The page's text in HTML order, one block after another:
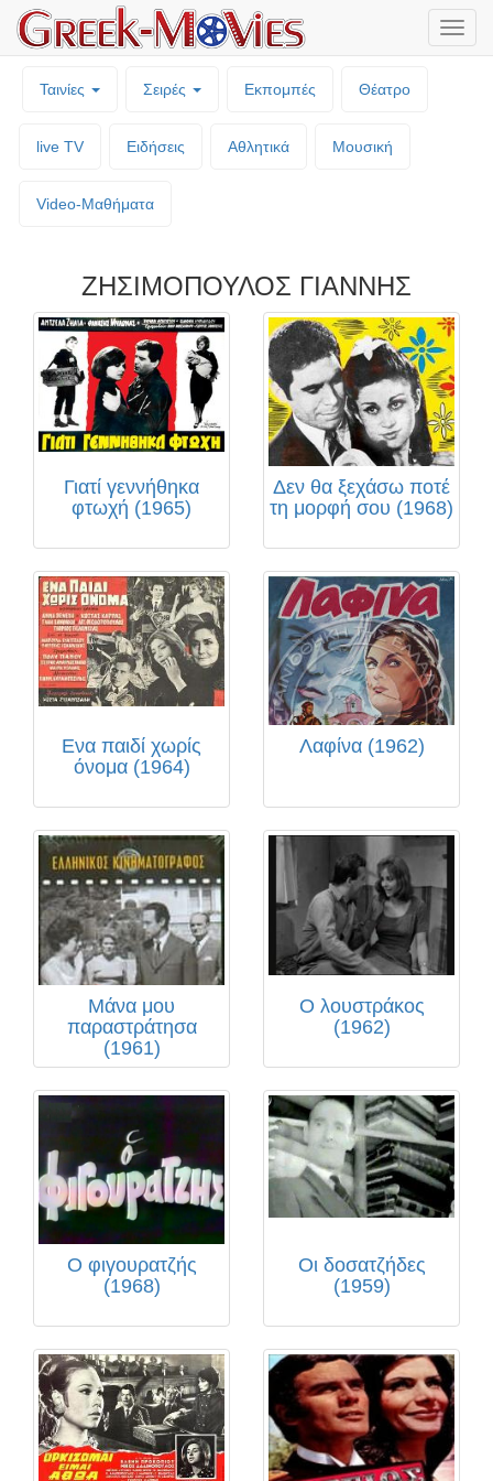
Ταινίες Σειρές Εκπομπές Θέατρο
live TV Ειδήσεις Αθλητικά Μουσική
Video-Mαθήματα
ΖΗΣΙΜΟΠΟΥΛΟΣ ΓΙΑΝΝΗΣ
Γιατί γεννήθηκα
φτωχή (1965)
Δεν θα ξεχάσω ποτέ
τη μορφή σου (1968)
Ενα παιδί χωρίς
όνομα (1964)
Λαφίνα (1962)
Μάνα μου
παραστράτησα
(1961)
Ο λουστράκος
(1962)
Ο φιγουρατζής
(1968)
Οι δοσατζήδες
(1959)